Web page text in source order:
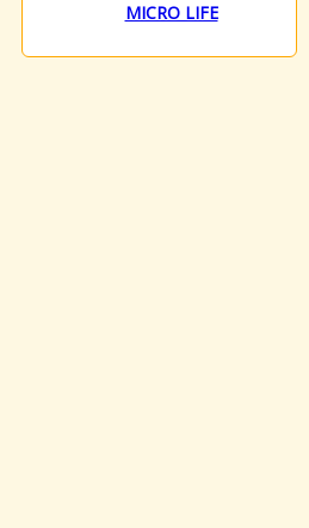
MICRO LIFE